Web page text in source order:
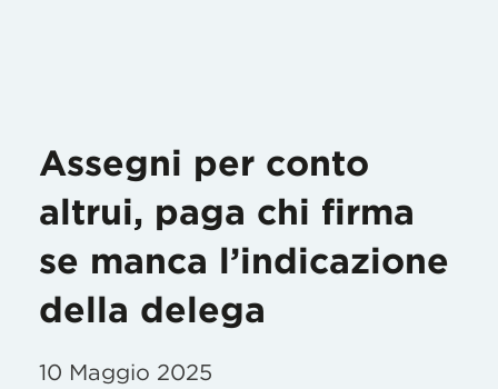
Assegni per conto
altrui, paga chi firma
se manca l’indicazione
della delega
10 Maggio 2025